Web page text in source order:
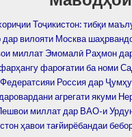
Тоҷикистон: тибқи
дар вилояти Москва
миллат Эмомалӣ Раҳмон
фароғатии ба номи
Россия дар
агрегати якуми
миллат дар ВАО-и
ҳавои тағйирёбандаи